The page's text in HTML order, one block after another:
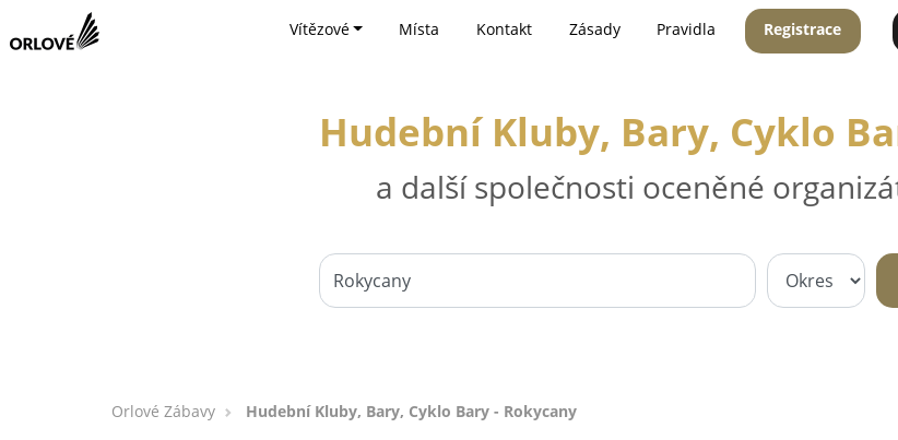
Vítězové Místa Kontakt Zásady Pravidla Registrace
Hudební Kluby, Bary, Cyklo
a další společnosti oceněné
Orlové Zábavy Hudební Kluby, Bary, Cyklo Bary - Rokycany